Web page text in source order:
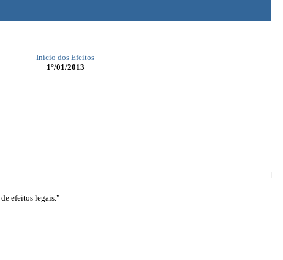
Início dos Efeitos
1°/01/2013
efeitos legais."